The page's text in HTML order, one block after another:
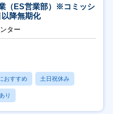
（ES営業部）※コミッシ
降無期化
ター
おすすめ 土日祝休み
り